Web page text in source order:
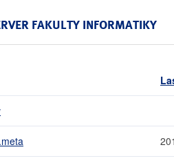
FAKULTY INFORMATIKY